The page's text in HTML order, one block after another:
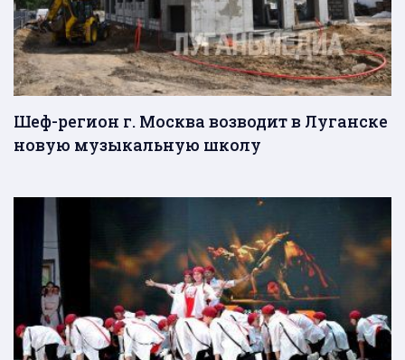
Шеф-регион г. Москва возводит в Луганске
новую музыкальную школу